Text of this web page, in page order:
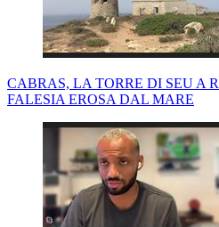
CABRAS, LA TORRE DI SEU A
FALESIA EROSA DAL MARE